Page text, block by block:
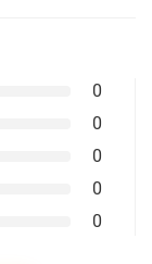
0
0
0
0
0